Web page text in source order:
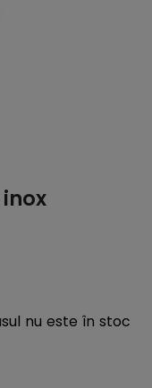
nu este în stoc